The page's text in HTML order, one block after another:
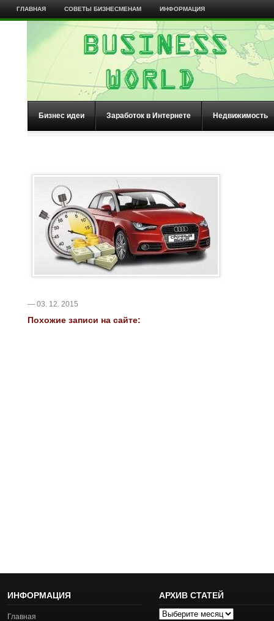
ГЛАВНАЯ СОВЕТЫ БИЗНЕСМЕНАМ ИНФОРМАЦИЯ
Бизнес идеи Заработок в Интернете Недвижимость
— 03. 12. 2015
Похожие записи на сайте:
ИНФОРМАЦИЯ
Главная
АРХИВ СТАТЕЙ
Архив